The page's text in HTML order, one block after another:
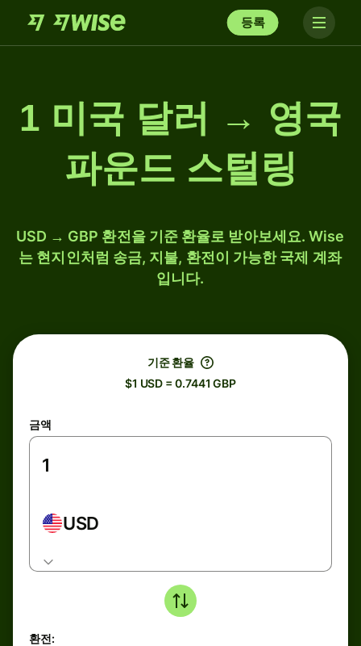
등록
1 미국 달러 → 영국
파운드 스털링
USD → GBP 환전을 기준 환율로 받아보세요. Wise
는 현지인처럼 송금, 지불, 환전이 가능한 국제 계좌
입니다.
기준 환율
$1 USD = 0.7441 GBP
금액
USD
환전: